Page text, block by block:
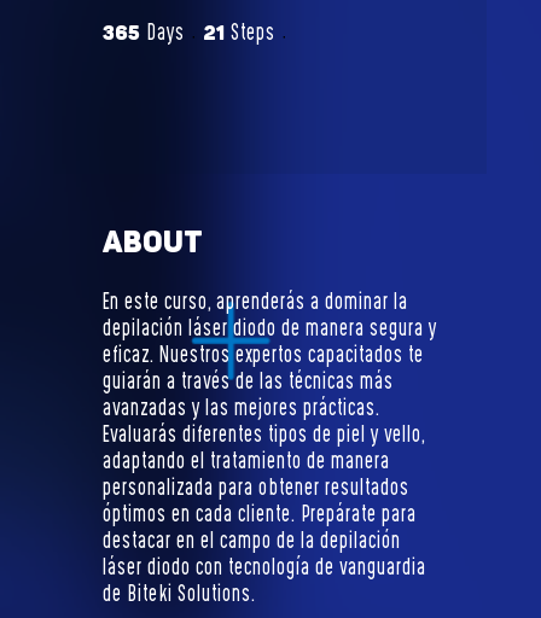
365 Days
365 Days
21 Steps
About
En este curso, aprenderás a dominar la
depilación láser diodo de manera segura y
eficaz. Nuestros expertos capacitados te
guiarán a través de las técnicas más
avanzadas y las mejores prácticas.
Evaluarás diferentes tipos de piel y vello,
adaptando el tratamiento de manera
personalizada para obtener resultados
óptimos en cada cliente. Prepárate para
destacar en el campo de la depilación
láser diodo con tecnología de vanguardia
de Biteki Solutions.